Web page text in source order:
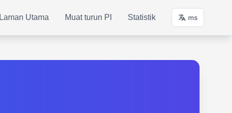
Laman Utama Muat turun PI Statistik ms